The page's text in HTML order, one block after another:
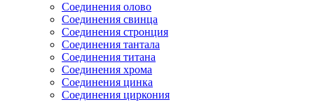
Соединения олово
Соединения свинца
Соединения стронция
Соединения тантала
Соединения титана
Соединения хрома
Соединения цинка
Соединения циркония